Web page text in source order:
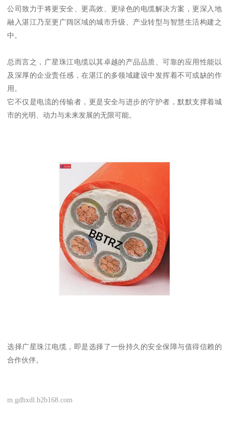
公司致力于将更安全、更高效、更绿色的电缆解决方案，更深入地
融入湛江乃至更广阔区域的城市升级、产业转型与智慧生活构建之
中。
总而言之，广星珠江电缆以其卓越的产品品质、可靠的应用性能以
及深厚的企业责任感，在湛江的多领域建设中发挥着不可或缺的作
用。
它不仅是电流的传输者，更是安全与进步的守护者，默默支撑着城
市的光明、动力与未来发展的无限可能。
选择广星珠江电缆，即是选择了一份持久的安全保障与值得信赖的
合作伙伴。
m.gdhxdl.b2b168.com